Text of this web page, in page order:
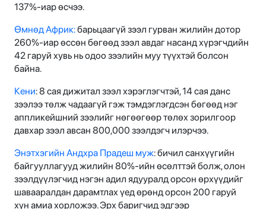
137%-иар өсчээ.
Өмнөд Африк:барьцаагүй зээл гурван жилийн дотор
260%-иар өссөн бөгөөд зээл авдаг насанд хүрэгчдийн
42 гаруй хувь нь одоо зээлийн муу түүхтэй болсон
байна.
Кени: 8 сая дижитал зээл хэрэглэгчтэй, 14 сая данс
зээлээ төлж чадаагүй гэж тэмдэглэгдсэн бөгөөд нэг
аппликейшний зээлийг нөгөөгөөр төлөх зорилгоор
давхар зээл авсан 800,000 зээлдэгч илэрчээ.
Энэтхэгийн Андхра Прадеш муж: бичил санхүүгийн
байгууллагууд жилийн 80%-ийн өсөлттэй болж, олон
зээлдүүлэгчид нэгэн адил ядууралд орсон өрхүүдийг
шавааралдан дарамтлах үед өрөнд орсон 200 гаруй
хүн амиа хорложээ. Эрх баригчид эдгээр